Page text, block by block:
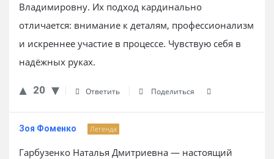
Владимировну. Их подход кардинально
отличается: внимание к деталям, профессионализм
и искреннее участие в процессе. Чувствую себя в
надёжных руках.
20 Ответить Поделиться
Зоя Фоменко Легенда
Гарбузенко Наталья Дмитриевна — настоящий